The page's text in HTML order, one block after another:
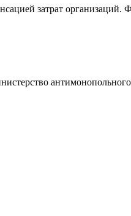
затрат